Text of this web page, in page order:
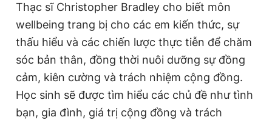
Thạc sĩ Christopher Bradley cho biết môn
wellbeing trang bị cho các em kiến thức, sự
thấu hiểu và các chiến lược thực tiễn để chăm
sóc bản thân, đồng thời nuôi dưỡng sự đồng
cảm, kiên cường và trách nhiệm cộng đồng.
Học sinh sẽ được tìm hiểu các chủ đề như tình
bạn, gia đình, giá trị cộng đồng và trách